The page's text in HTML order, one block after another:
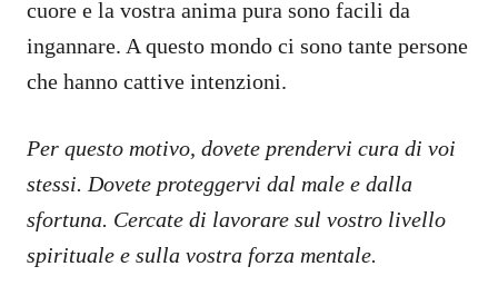
cuore e la vostra anima pura sono facili da
ingannare. A questo mondo ci sono tante persone
che hanno cattive intenzioni.
Per questo motivo, dovete prendervi cura di voi
stessi. Dovete proteggervi dal male e dalla
sfortuna. Cercate di lavorare sul vostro livello
spirituale e sulla vostra forza mentale.